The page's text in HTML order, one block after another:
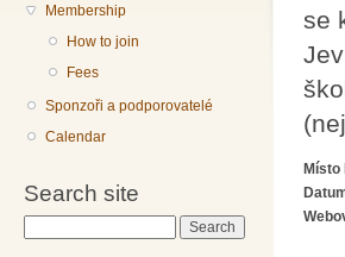
Membership
How to join
Fees
Sponzoři a podporovatelé
Calendar
Search site
se
Místo